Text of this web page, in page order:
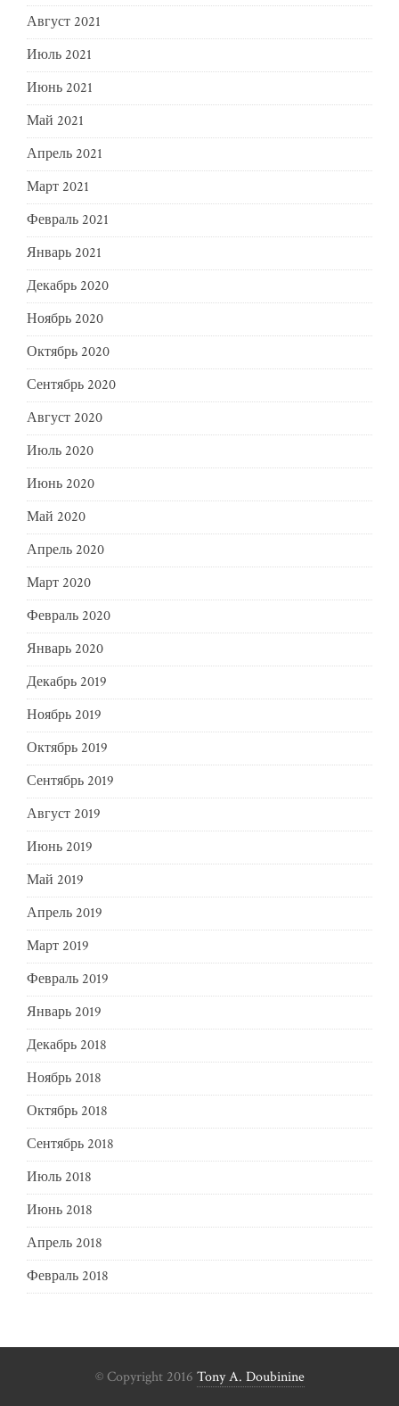
Август 2021
Июль 2021
Июнь 2021
Май 2021
Апрель 2021
Март 2021
Февраль 2021
Январь 2021
Декабрь 2020
Ноябрь 2020
Октябрь 2020
Сентябрь 2020
Август 2020
Июль 2020
Июнь 2020
Май 2020
Апрель 2020
Март 2020
Февраль 2020
Январь 2020
Декабрь 2019
Ноябрь 2019
Октябрь 2019
Сентябрь 2019
Август 2019
Июнь 2019
Май 2019
Апрель 2019
Март 2019
Февраль 2019
Январь 2019
Декабрь 2018
Ноябрь 2018
Октябрь 2018
Сентябрь 2018
Июль 2018
Июнь 2018
Апрель 2018
Февраль 2018
© Copyright 2016 Tony A. Doubinine